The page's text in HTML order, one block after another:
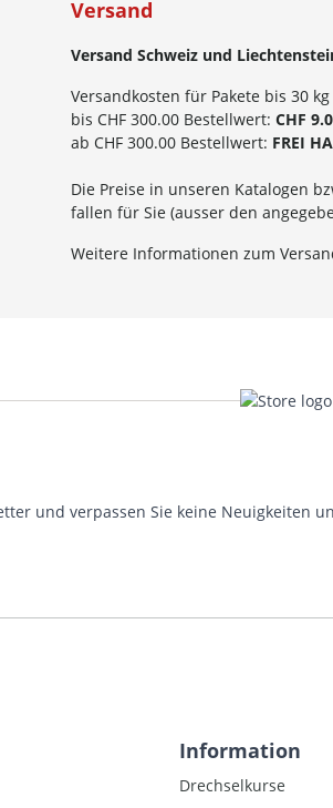
Versand
Versand Schweiz und
Versandkosten für Pakete bis 30
bis CHF 300.00 Bestellwert: CHF
ab CHF 300.00 Bestellwert: FREI
Die Preise in unseren Katalogen
fallen für Sie (ausser den
Weitere Informationen zum
und verpassen Sie keine Neuigkeiten
Information
Drechselkurse